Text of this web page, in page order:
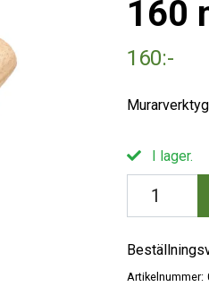
160
160:-
I lager.
Artikelnummer: